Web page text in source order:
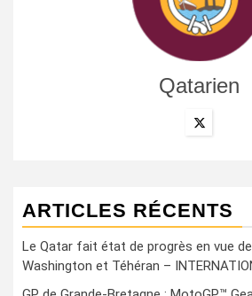
Qatarien
ARTICLES RÉCENTS
Le Qatar fait état de progrès en vue
Washington et Téhéran –